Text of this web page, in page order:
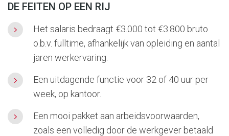
DE FEITEN OP EEN RIJ
Het salaris bedraagt €3.000 tot €3.800 bruto
o.b.v. fulltime, afhankelijk van opleiding en aantal
jaren werkervaring.
Een uitdagende functie voor 32 of 40 uur per
week, op kantoor.
Een mooi pakket aan arbeidsvoorwaarden,
zoals een volledig door de werkgever betaald